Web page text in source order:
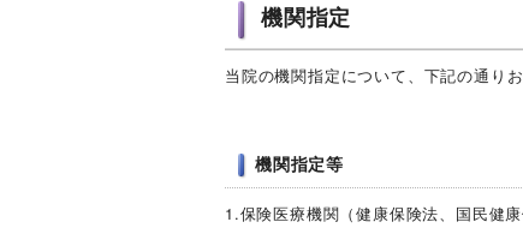
機関指定
当院の機関指定について、下記の通り
機関指定等
1.保険医療機関（健康保険法、国民健